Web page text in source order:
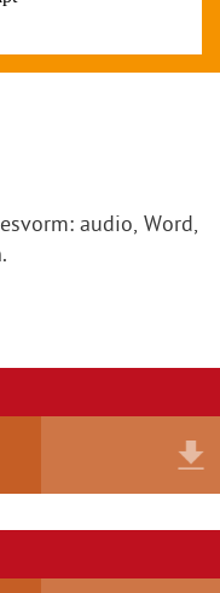
audio, Word,